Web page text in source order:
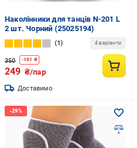
Наколінники для танців N-201 L
2 шт. Чорний (25025194)
1 4 варіанти
350 -101 ₴
249 ₴/пар
Доставимо